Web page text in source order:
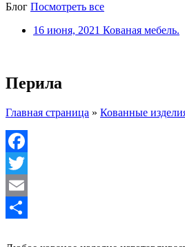
Блог Посмотреть все
16 июня, 2021 Кованая мебель.
Перила
Главная страница » Кованные
Facebook
Twitter
Email